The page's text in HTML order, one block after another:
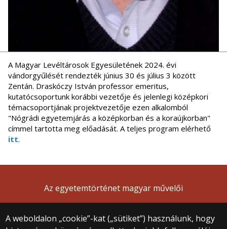
A Magyar Levéltárosok Egyesületének 2024. évi
vándorgyűlését rendezték június 30 és július 3 között
Zentán. Draskóczy István professor emeritus,
kutatócsoportunk korábbi vezetője és jelenlegi középkori
témacsoportjának projektvezetője ezen alkalomból
"Nógrádi egyetemjárás a középkorban és a koraújkorban"
címmel tartotta meg előadását. A teljes program elérhető
itt.
A weboldalon „cookie”-kat („sütiket”) használunk, hogy
Az egyetemtörténet magyar művelői